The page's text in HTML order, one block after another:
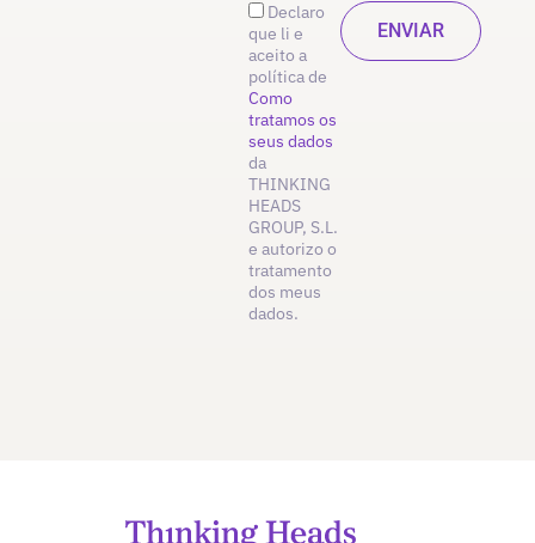
Declaro
que li e
aceito a
política de
Como
tratamos os
seus dados
da
THINKING
HEADS
GROUP, S.L.
e autorizo o
tratamento
dos meus
dados.